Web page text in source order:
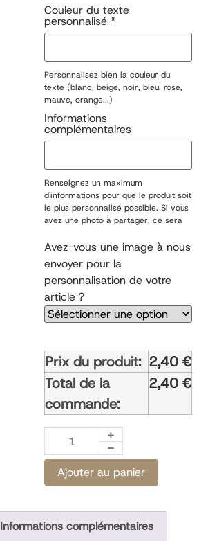
Couleur du texte
personnalisé *
Personnalisez bien la couleur du
texte (blanc, beige, noir, bleu, rose,
mauve, orange...)
Informations
complémentaires
Renseignez un maximum
d'informations pour que le produit soit
le plus personnalisé possible. Si vous
avez une photo à partager, ce sera
passée.
Avez-vous une image à nous
envoyer pour la
personnalisation de votre
article ?
Prix du produit: 2,40 €
Total de la
commande:
2,40 €
Ajouter au panier
Informations complémentaires